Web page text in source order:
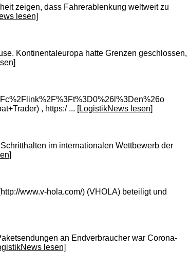
zeigen, dass Fahrerablenkung weltweit zu
lesen]
Kontinentaleuropa hatte Grenzen geschlossen,
, https:/ ... [LogistikNews lesen]
im internationalen Wettbewerb der
www.v-hola.com/) (VHOLA) beteiligt und
an Endverbraucher war Corona-
lesen]